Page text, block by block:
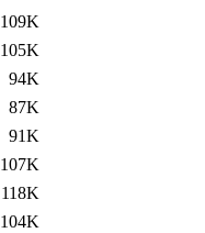
109K
105K
94K
87K
91K
107K
118K
104K